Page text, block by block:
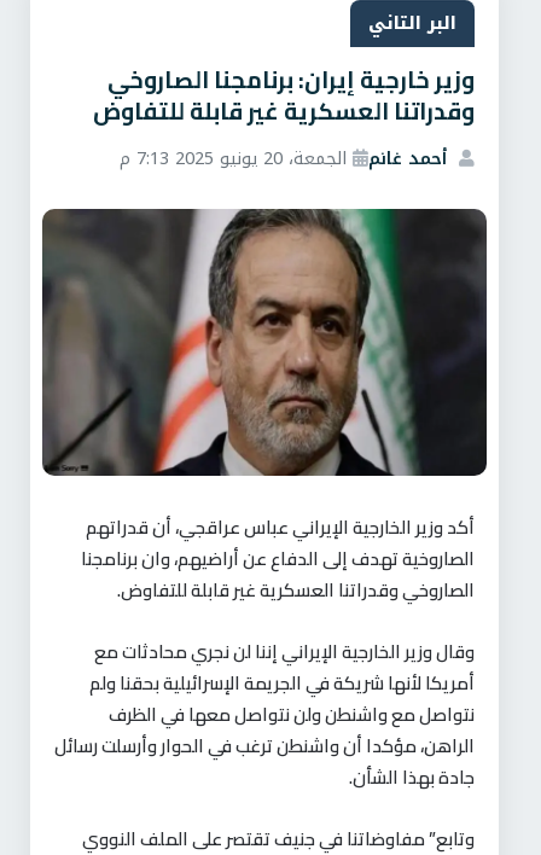
البر التاني
وزير خارجية إيران: برنامجنا الصاروخي
وقدراتنا العسكرية غير قابلة للتفاوض
أحمد غانم الجمعة، 20 يونيو 2025 7:13 م
أكد وزير الخارجية الإيراني عباس عراقجي، أن قدراتهم
الصاروخية تهدف إلى الدفاع عن أراضيهم، وان برنامجنا
الصاروخي وقدراتنا العسكرية غير قابلة للتفاوض.
وقال وزير الخارجية الإيراني إننا لن نجري محادثات مع
أمريكا لأنها شريكة في الجريمة الإسرائيلية بحقنا ولم
نتواصل مع واشنطن ولن نتواصل معها في الظرف
الراهن، مؤكدا أن واشنطن ترغب في الحوار وأرسلت رسائل
جادة بهذا الشأن.
وتابع” مفاوضاتنا في جنيف تقتصر على الملف النووي